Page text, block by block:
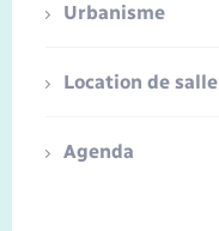
Urbanisme
Location de salle
Agenda